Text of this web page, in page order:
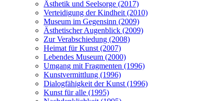
Ästhetik und Seelsorge (2017)
Verteidigung der Kindheit (2010)
Museum im Gegensinn (2009)
Ästhetischer Augenblick (2009)
Zur Verabschiedung (2008)
Heimat für Kunst (2007)
Lebendes Museum (2000)
Umgang mit Fragmenten (1996)
Kunstvermittlung (1996)
Dialogfähigkeit der Kunst (1996)
Kunst für alle (1995)